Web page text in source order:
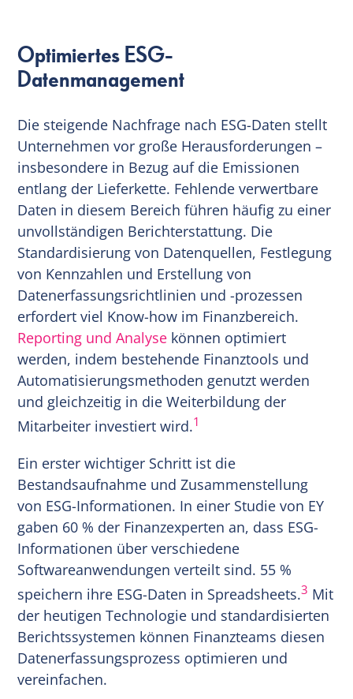
Optimiertes ESG-
Datenmanagement
Die steigende Nachfrage nach ESG-Daten stellt
Unternehmen vor große Herausforderungen –
insbesondere in Bezug auf die Emissionen
entlang der Lieferkette. Fehlende verwertbare
Daten in diesem Bereich führen häufig zu einer
unvollständigen Berichterstattung. Die
Standardisierung von Datenquellen, Festlegung
von Kennzahlen und Erstellung von
Datenerfassungsrichtlinien und -prozessen
erfordert viel Know-how im Finanzbereich.
Reporting und Analyse können optimiert
werden, indem bestehende Finanztools und
Automatisierungsmethoden genutzt werden
und gleichzeitig in die Weiterbildung der
Mitarbeiter investiert wird.1
Ein erster wichtiger Schritt ist die
Bestandsaufnahme und Zusammenstellung
von ESG-Informationen. In einer Studie von EY
gaben 60 % der Finanzexperten an, dass ESG-
Informationen über verschiedene
Softwareanwendungen verteilt sind. 55 %
speichern ihre ESG-Daten in Spreadsheets.3 Mit
der heutigen Technologie und standardisierten
Berichtssystemen können Finanzteams diesen
Datenerfassungsprozess optimieren und
vereinfachen.